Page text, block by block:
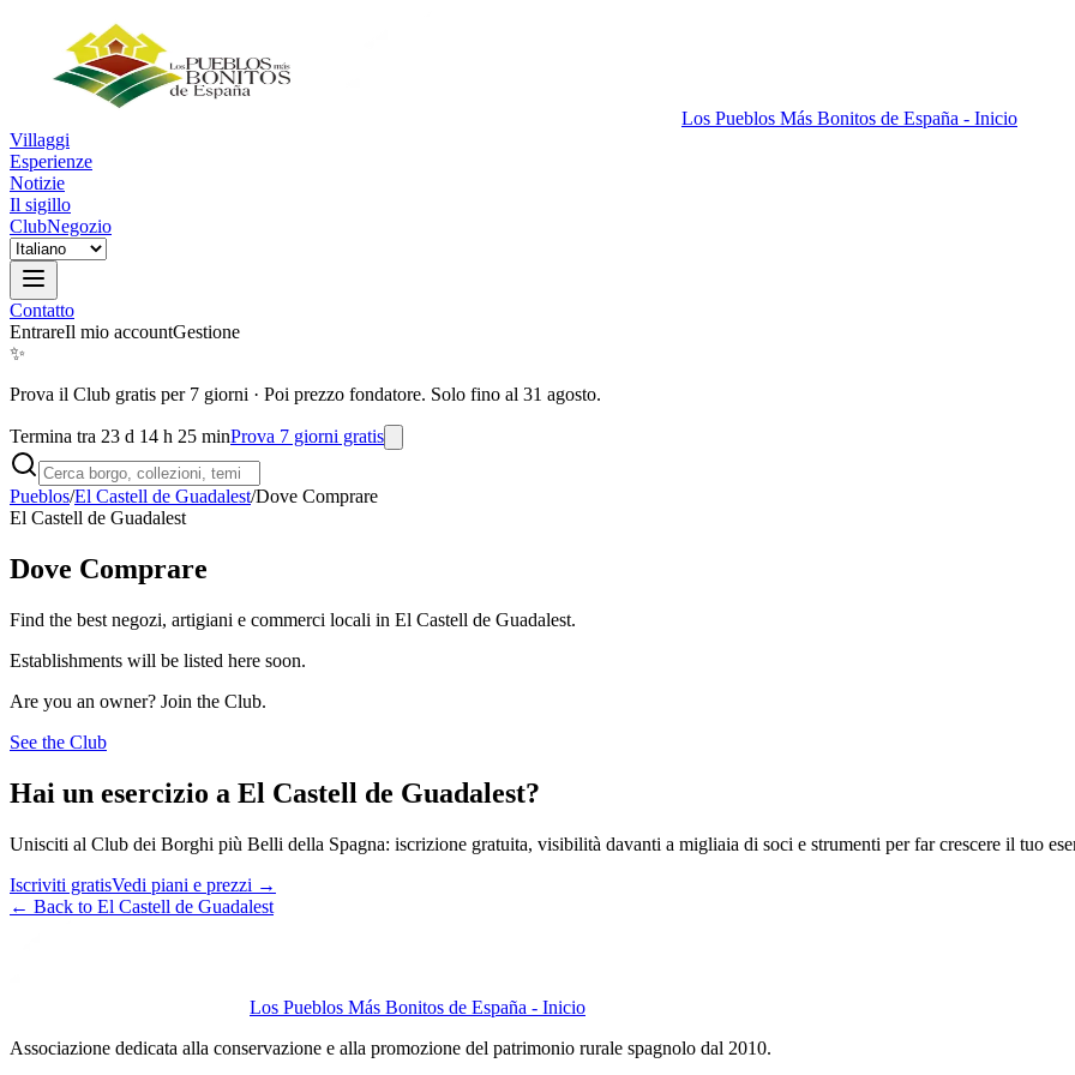
Los Pueblos Más Bonitos de España - Inicio
Villaggi
Esperienze
Notizie
Il sigillo
ClubNegozio
Contatto
EntrareIl mio accountGestione
✨
Prova il Club gratis per 7 giorni · Poi prezzo fondatore. Solo fino al 31 agosto.
Termina tra 23 d 14 h 25 minProva 7 giorni gratis
Pueblos/El Castell de Guadalest/Dove Comprare
El Castell de Guadalest
Dove Comprare
Find the best negozi, artigiani e commerci locali in El Castell de Guadalest.
Establishments will be listed here soon.
Are you an owner? Join the Club.
See the Club
Hai un esercizio a El Castell de Guadalest?
Unisciti al Club dei Borghi più Belli della Spagna: iscrizione gratuita, visibilità davanti a migliaia di soci e strumenti per far crescere il tuo
Iscriviti gratisVedi piani e prezzi →
← Back to El Castell de Guadalest
Los Pueblos Más Bonitos de España - Inicio
Associazione dedicata alla conservazione e alla promozione del patrimonio rurale spagnolo dal 2010.